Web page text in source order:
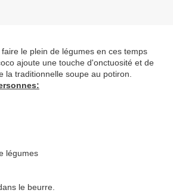
le plein de légumes en ces temps
ajoute une touche d'onctuosité et de
la traditionnelle soupe au potiron.
légumes
le beurre.